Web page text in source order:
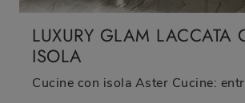
LUXURY GLAM LACCATA
ISOLA